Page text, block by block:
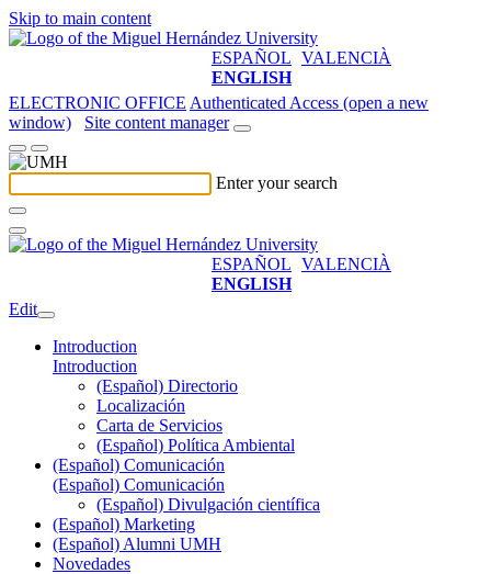
Skip to main content
ESPAÑOL VALENCIÀ
ENGLISH
ELECTRONIC OFFICE Authenticated Access (open a new
window)
Site content manager
Enter your search
ESPAÑOL VALENCIÀ
ENGLISH
Edit
Introduction
Introduction
(Español) Directorio
Localización
Carta de Servicios
(Español) Política Ambiental
(Español) Comunicación
(Español) Comunicación
(Español) Divulgación científica
(Español) Marketing
(Español) Alumni UMH
Novedades